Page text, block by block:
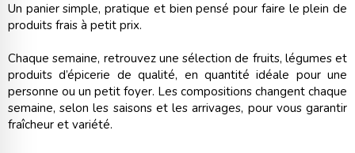
Un panier simple, pratique et bien pensé pour faire le plein de
produits frais à petit prix.
Chaque semaine, retrouvez une sélection de fruits, légumes et
produits d’épicerie de qualité, en quantité idéale pour une
personne ou un petit foyer. Les compositions changent chaque
semaine, selon les saisons et les arrivages, pour vous garantir
fraîcheur et variété.